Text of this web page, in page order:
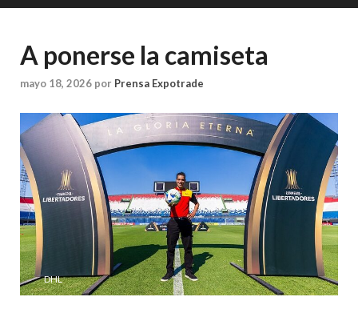
A ponerse la camiseta
mayo 18, 2026 por Prensa Expotrade
DHL